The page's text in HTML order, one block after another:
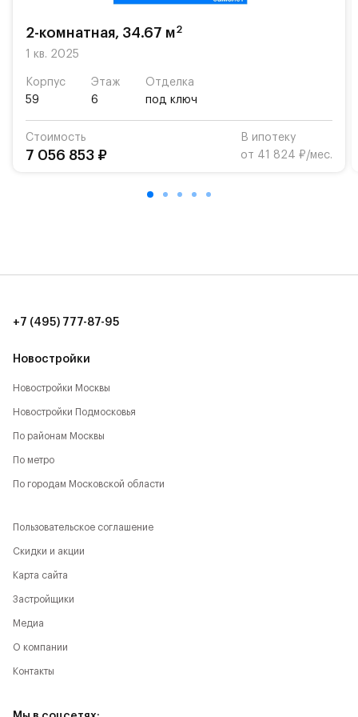
возможность посещения частной гимназии
Для автомобилистов — закрытые озеленённые
Территория квартала приватная, въезд
осуществляется по пропускам.#yan19-2r1440614#
2-комнатная, 34.67 м2
1 кв. 2025
Корпус
59
Этаж
6
Отделка
под ключ
Стоимость
7 056 853 ₽
В ипотеку
от 41 824 ₽/мес.
Новостройки
Новостройки Москвы
Новостройки Подмосковья
По районам Москвы
По метро
По городам Московской области
+7 (495) 777-87-95
Пользовательское соглашение
Скидки и акции
Карта сайта
Застройщики
Медиа
О компании
Контакты